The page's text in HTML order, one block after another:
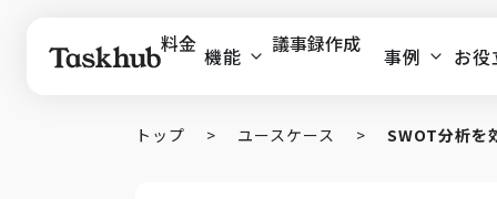
料金 機能 議事録作成 事例 お
トップ > ユースケース > SWOT分析を